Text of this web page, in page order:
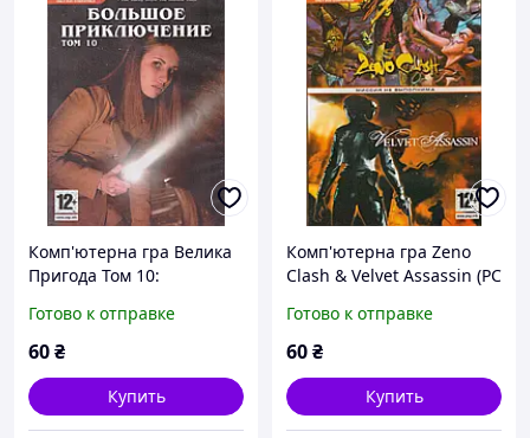
Комп'ютерна гра Велика
Пригода Том 10:
The Hardy Boys (PC DVD-
ROM)
Готово к отправке
60₴
Купить
Комп'ютерна гра Zeno
Clash & Velvet Assassin (PC
Готово к отправке
60₴
Купить